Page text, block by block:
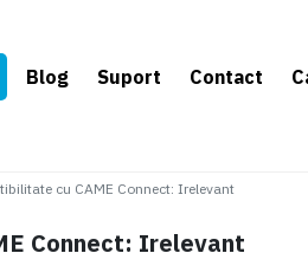
Blog Suport Contact
cu CAME Connect:Irelevant
Connect: Irelevant